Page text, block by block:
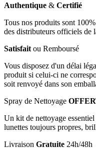
Authentique & Certifié
Tous nos produits sont
des distributeurs officiels de
Satisfait ou Remboursé
Vous disposez d'un délai
produit si celui-ci ne
soit renvoyé dans son
Spray de Nettoyage
Un kit de nettoyage
lunettes toujours propres,
Livraison Gratuite 24h/48h